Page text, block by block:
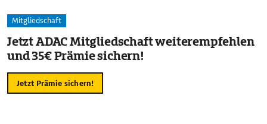
Mitgliedschaft
Jetzt ADAC Mitgliedschaft weiterempfehlen
und 35€ Prämie sichern!
Jetzt Prämie sichern!